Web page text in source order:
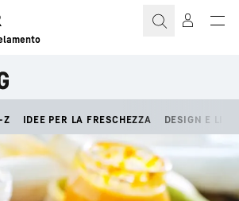
Z IDEE PER LA FRESCHEZZA DESIGN E